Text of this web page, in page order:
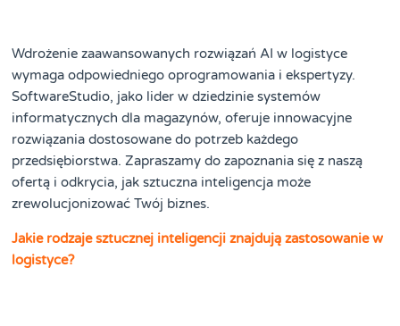
Wdrożenie zaawansowanych rozwiązań AI w logistyce
wymaga odpowiedniego oprogramowania i ekspertyzy.
SoftwareStudio, jako lider w dziedzinie systemów
informatycznych dla magazynów, oferuje innowacyjne
rozwiązania dostosowane do potrzeb każdego
przedsiębiorstwa. Zapraszamy do zapoznania się z naszą
ofertą i odkrycia, jak sztuczna inteligencja może
zrewolucjonizować Twój biznes.
Jakie rodzaje sztucznej inteligencji znajdują zastosowanie w
logistyce?